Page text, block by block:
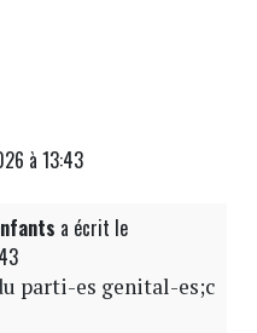
à 13:43
a écrit le
parti-es genital-es;c